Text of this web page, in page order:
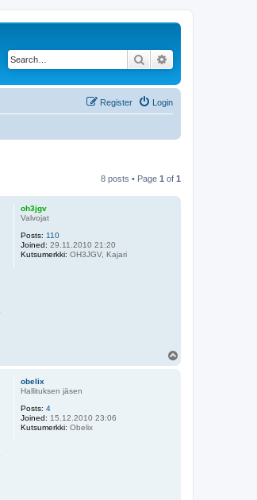
Search
Login
Register
8 posts • Page 1 of 1
oh3jgv
Valvojat
Posts: 110
Joined: 29.11.2010 21:20
Kutsumerkki: OH3JGV, Kajari
obelix
Hallituksen jäsen
Posts: 4
Joined: 15.12.2010 23:06
Kutsumerkki: Obelix